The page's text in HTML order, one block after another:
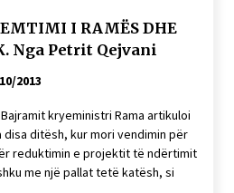
I RAMËS DHE
Nga Petrit Qejvani
2013
kryeministri Rama artikuloi
ditësh, kur mori vendimin për
reduktimin e projektit të ndërtimit
me një pallat tetë katësh, si